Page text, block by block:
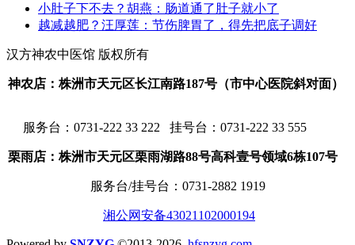
小肚子下不去？胡燕：肠道通了肚子就小了
越减越肥？汪厚莲：节伤脾胃了，得先把底子调好
汉方神农中医馆 版权所有
神农店：株洲市天元区长江南路187号（市中心医院斜对面）
服务台： 0731-222 33 222 挂号台：0731-222 33 555
栗雨店：株洲市天元区栗雨湖路88号高科壹号领域6栋107号
服务台/挂号台： 0731-2882 1919
湘公网安备43021102000194